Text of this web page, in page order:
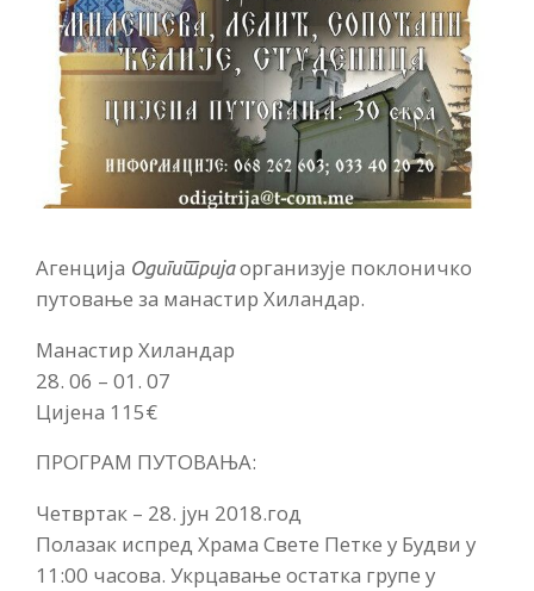
Агенција Одигитријаорганизује поклоничко
путовање за манастир Хиландар.
Манастир Хиландар
28. 06 – 01. 07
Цијена 115€
ПРОГРАМ ПУТОВАЊА:
Четвртак – 28. јун 2018.год
Полазак испред Храма Свете Петке у Будви у
11:00 часова. Укрцавање остатка групе у